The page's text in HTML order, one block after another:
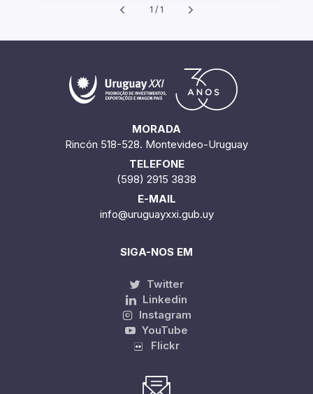
1 / 1
MORADA
Rincón 518-528. Montevideo-Uruguay
TELEFONE
(598) 2915 3838
E-MAIL
info@uruguayxxi.gub.uy
SIGA-NOS EM
Twitter
Linkedin
Instagram
YouTube
Flickr